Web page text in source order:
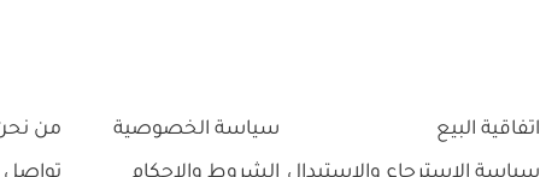
اتفاقية البيع
سياسة الخصوصية
من